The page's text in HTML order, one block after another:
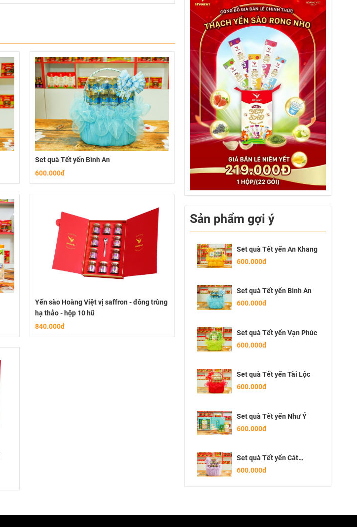
Set quà Tết yến Bình An
600.000đ
Yến sào Hoàng Việt vị saffron - đông trùng
hạ thảo - hộp 10 hũ
840.000đ
Sản phẩm gợi ý
Set quà Tết yến An Khang
600.000đ
Set quà Tết yến Bình An
600.000đ
Set quà Tết yến Vạn Phúc
600.000đ
Set quà Tết yến Tài Lộc
600.000đ
Set quà Tết yến Như Ý
600.000đ
Set quà Tết yến Cát
Tường
600.000đ